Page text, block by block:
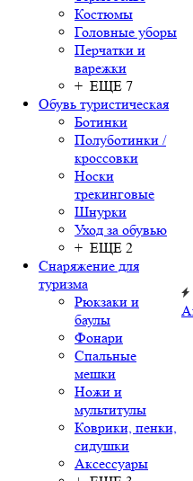
Костюмы
Головные уборы
Перчатки и
варежки
+ ЕЩЕ 7
Обувь туристическая
Ботинки
Полуботинки /
кроссовки
Носки
трекинговые
Шнурки
Уход за обувью
+ ЕЩЕ 2
Снаряжение для
туризма
Рюкзаки и
баулы
Фонари
Спальные
мешки
Ножи и
мультитулы
Коврики, пенки,
сидушки
Аксессуары